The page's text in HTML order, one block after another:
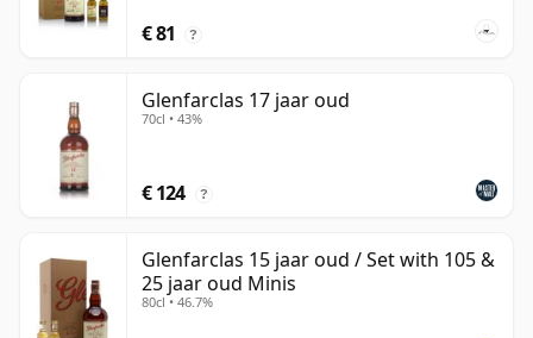
€ 81 ?
Glenfarclas 17 jaar oud
70cl • 43%
€ 124 ?
Glenfarclas 15 jaar oud / Set with 105 &
25 jaar oud Minis
80cl • 46.7%